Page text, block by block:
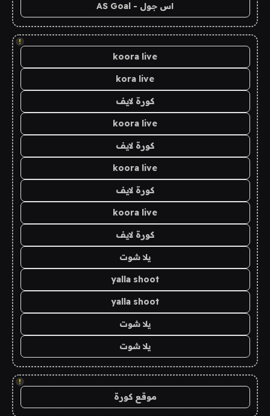
اس جول - AS Goal
!
koora live
kora live
كورة لايف
koora live
كورة لايف
koora live
كورة لايف
koora live
كورة لايف
يلا شوت
yalla shoot
yalla shoot
يلا شوت
يلا شوت
!
موقع كورة